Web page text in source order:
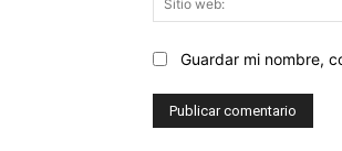
Guardar mi nombre,